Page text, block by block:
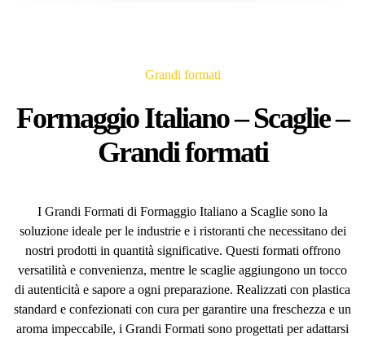
Grandi formati
Formaggio Italiano – Scaglie –
Grandi formati
I Grandi Formati di Formaggio Italiano a Scaglie sono la
soluzione ideale per le industrie e i ristoranti che necessitano dei
nostri prodotti in quantità significative. Questi formati offrono
versatilità e convenienza, mentre le scaglie aggiungono un tocco
di autenticità e sapore a ogni preparazione. Realizzati con plastica
standard e confezionati con cura per garantire una freschezza e un
aroma impeccabile, i Grandi Formati sono progettati per adattarsi